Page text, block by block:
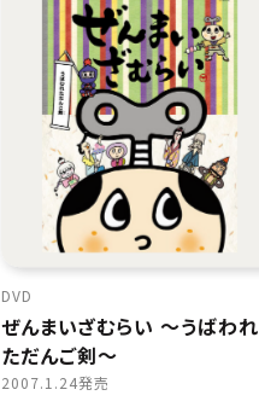
DVD
ぜんまいざむらい 〜うばわれ
ただんご剣〜
2007.1.24発売